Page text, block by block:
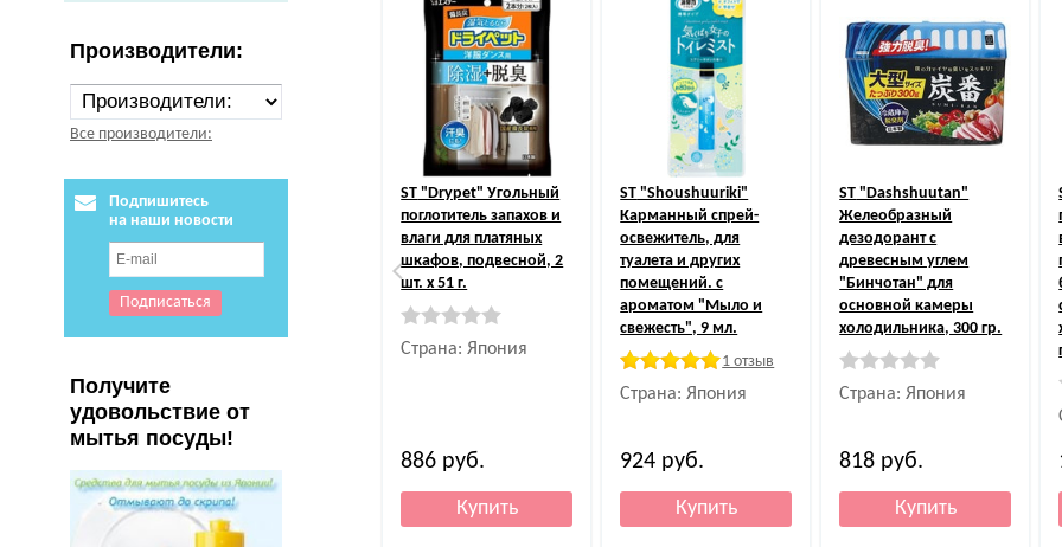
Производители:
Все производители:
Подпишитесь
на наши новости
Получите
удовольствие от
мытья посуды!
ST "Drypet" Угольный
поглотитель запахов и
влаги для платяных
шкафов, подвесной, 2
шт. х 51 г.
Страна: Япония
886 руб.
ST "Shoushuuriki"
Карманный спрей-
освежитель, для
туалета и других
помещений. с
ароматом "Мыло и
свежесть", 9 мл.
1 отзыв
Страна: Япония
924 руб.
ST "Dashshuutan"
Желеобразный
дезодорант с
древесным углем
"Бинчотан" для
основной камеры
холодильника, 300 гр.
Страна: Япония
818 руб.